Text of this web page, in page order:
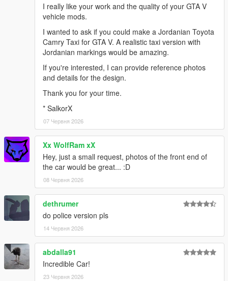
I really like your work and the quality of your GTA V
vehicle mods.
I wanted to ask if you could make a Jordanian Toyota
Camry Taxi for GTA V. A realistic taxi version with
Jordanian markings would be amazing.
If you're interested, I can provide reference photos
and details for the design.
Thank you for your time.
* SalkorX
07 Червня 2026
Xx WolfRam xX
Hey, just a small request, photos of the front end of
the car would be great... :D
08 Червня 2026
dethrumer
do police version pls
14 Червня 2026
abdalla91
Incredible Car!
23 Червня 2026